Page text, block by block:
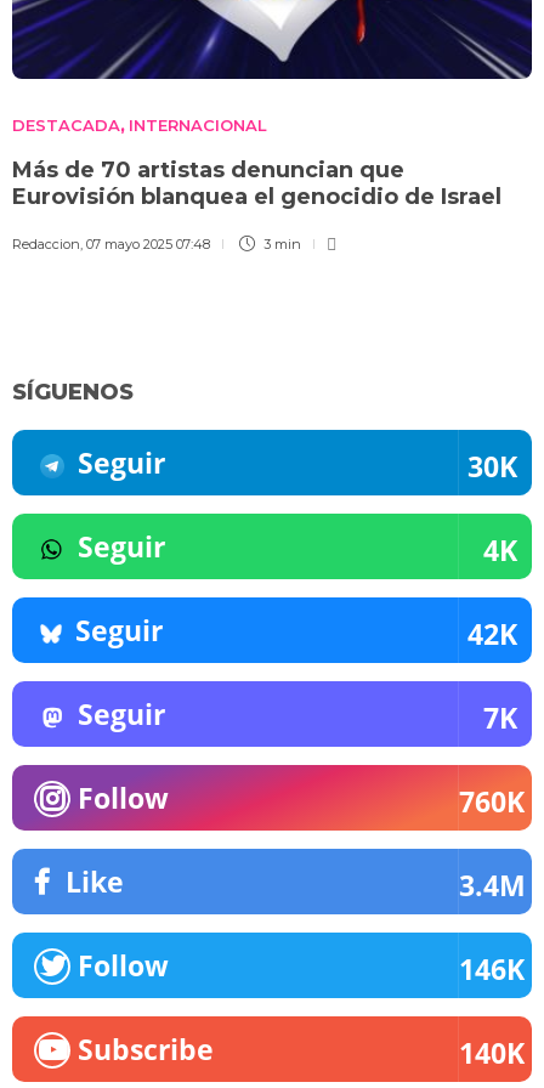
DESTACADA, INTERNACIONAL
Más de 70 artistas denuncian que
Eurovisión blanquea el genocidio de Israel
Redaccion, 07 mayo 2025 07:48 3 min
SÍGUENOS
Seguir 30K
Seguir 4K
Seguir 42K
Seguir 7K
Follow 760K
Like 3.4M
Follow 146K
Subscribe 140K